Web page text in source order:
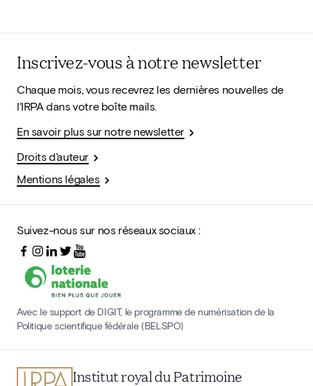
Inscrivez-vous à notre newsletter
Chaque mois, vous recevrez les dernières nouvelles de
l'IRPA dans votre boîte mails.
En savoir plus sur notre newsletter
Droits d'auteur
Mentions légales
Suivez-nous sur nos réseaux sociaux :
Avec le support de DIGIT, le programme de numérisation de la
Politique scientifique fédérale (BELSPO)
Institut royal du Patrimoine